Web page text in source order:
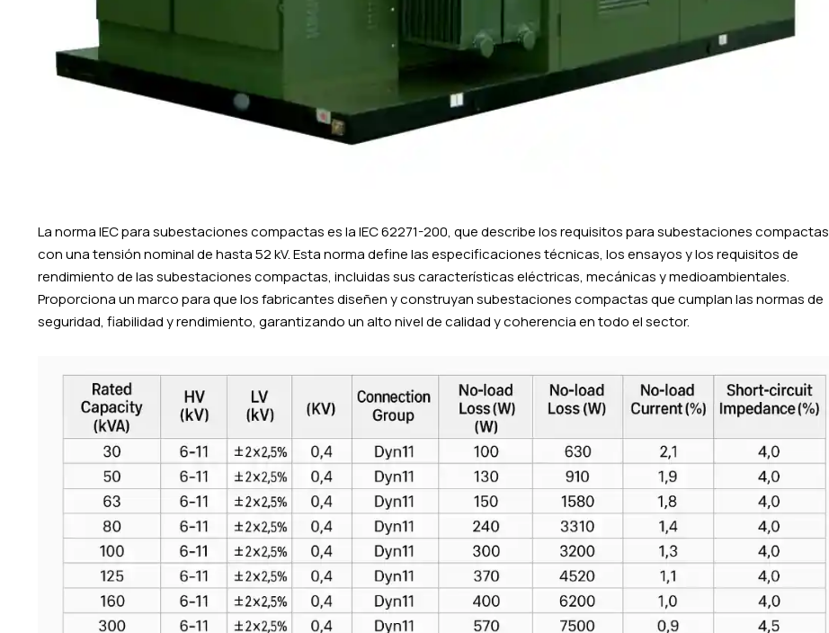
La norma IEC para subestaciones compactas es la IEC 62271-200, que describe los requisitos para subestaciones compactas
con una tensión nominal de hasta 52 kV. Esta norma define las especificaciones técnicas, los ensayos y los requisitos de
rendimiento de las subestaciones compactas, incluidas sus características eléctricas, mecánicas y medioambientales.
Proporciona un marco para que los fabricantes diseñen y construyan subestaciones compactas que cumplan las normas de
seguridad, fiabilidad y rendimiento, garantizando un alto nivel de calidad y coherencia en todo el sector.